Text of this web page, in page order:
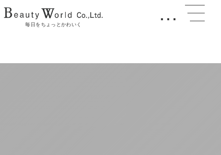
毎日をちょっとかわいく …